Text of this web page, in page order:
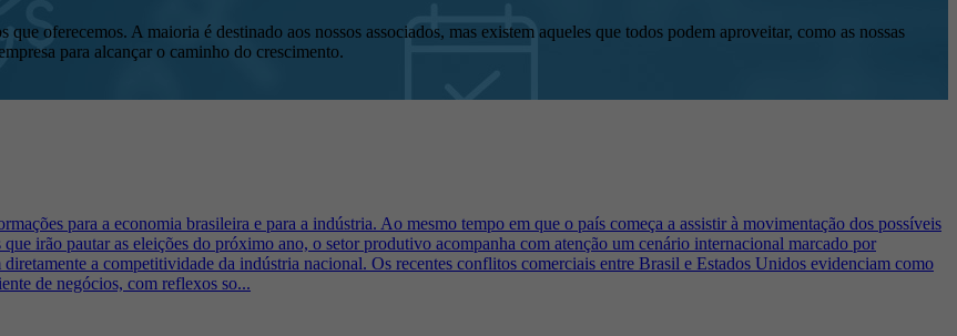
oferecemos. A maioria é destinado aos nossos associados, mas existem aqueles que todos podem aproveitar, como as nossas
para alcançar o caminho do crescimento.
para a economia brasileira e para a indústria. Ao mesmo tempo em que o país começa a assistir à movimentação dos possíveis
irão pautar as eleições do próximo ano, o setor produtivo acompanha com atenção um cenário internacional marcado por
a competitividade da indústria nacional. Os recentes conflitos comerciais entre Brasil e Estados Unidos evidenciam como
de negócios, com reflexos so...